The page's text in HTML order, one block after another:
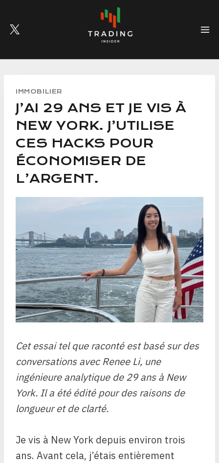
content
IMMOBILIER
J’AI 29 ANS ET JE VIS À
NEW YORK. J’UTILISE
CES HACKS POUR
ÉCONOMISER DE
L’ARGENT.
Cet essai tel que raconté est basé sur des
conversations avec Renee Li, une
ingénieure analytique de 29 ans à New
York. Il a été édité pour des raisons de
longueur et de clarté.
Je vis à New York depuis environ trois
ans. Avant cela, j’étais entièrement